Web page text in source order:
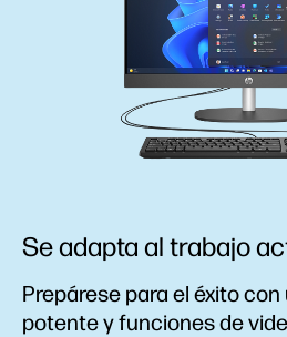
Se adapta al trabajo
Prepárese para el éxito
potente y funciones de